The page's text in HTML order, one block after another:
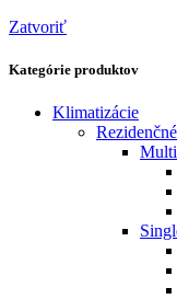
Zatvoriť
Kategórie produktov
Klimatizácie